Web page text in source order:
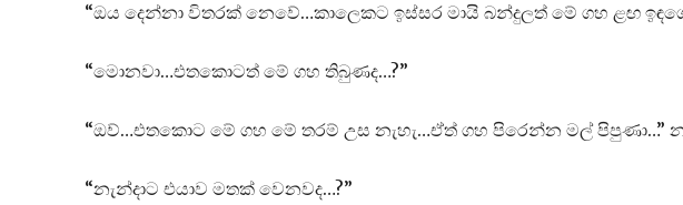
“ඔය දෙන්නා විතරක් නෙවේ…කාලෙකට ඉස්සර මායි බන්දුලත් මේ ගහ ළඟ
“මොනවා…එතකොටත් මේ ගහ තිබුණද…?”
“ඔව්…එතකොට මේ ගහ මේ තරම් උස නැහැ…ඒත් ගහ පිරෙන්න මල් පිපුණා…”
“නැන්දාට එයාව මතක් වෙනවද…?”